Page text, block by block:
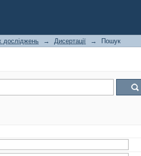
досліджень → Дисертації → Пошук